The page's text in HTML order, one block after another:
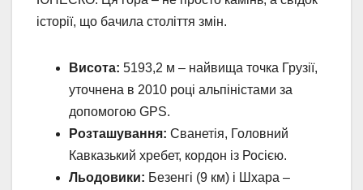
історії, що бачила століття змін.
Висота: 5193,2 м – найвища точка Грузії,
уточнена в 2010 році альпіністами за
допомогою GPS.
Розташування: Сванетія, Головний
Кавказький хребет, кордон із Росією.
Льодовики: Безенгі (9 км) і Шхара –